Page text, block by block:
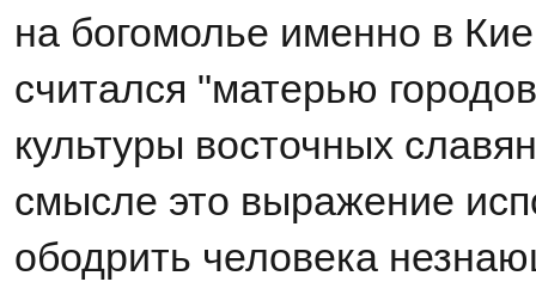
на богомолье именно в
считался "матерью
культуры восточных
смысле это выражение
ободрить человека